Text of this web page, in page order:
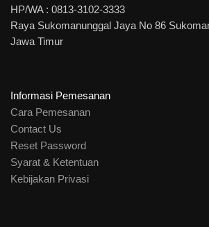
HP/WA : 0813-3102-3333
Raya Sukomanunggal Jaya No 86
Jawa Timur
Informasi Pemesanan
Cara Pemesanan
Contact Us
Reset Password
Syarat & Ketentuan
Kebijakan Privasi